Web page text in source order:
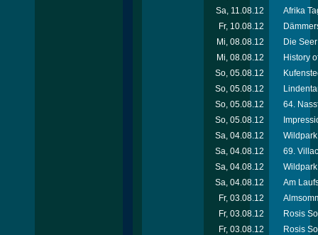
Sa, 11.08.12
Afrika
Fr, 10.08.12
Mi, 08.08.12
Die
Mi, 08.08.12
History
So, 05.08.12
So, 05.08.12
So, 05.08.12
64.
So, 05.08.12
Sa, 04.08.12
Sa, 04.08.12
69.
Sa, 04.08.12
Sa, 04.08.12
Am
Fr, 03.08.12
Fr, 03.08.12
Rosis
Fr, 03.08.12
Rosis